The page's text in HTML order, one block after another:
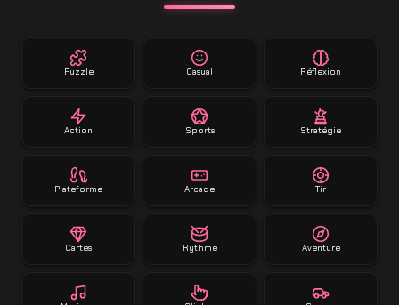
Puzzle Casual Réflexion
Action Sports Stratégie
Plateforme Arcade Tir
Cartes Rythme Aventure